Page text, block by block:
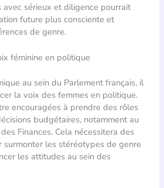
sérieux et diligence pourrait
future plus consciente et
de genre.
féminine en politique
au sein du Parlement français, il
la voix des femmes en politique.
encouragées à prendre des rôles
budgétaires, notamment au
Finances. Cela nécessitera des
surmonter les stéréotypes de genre
les attitudes au sein des